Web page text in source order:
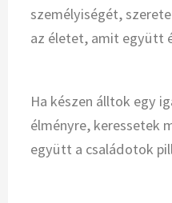
személyiségét,
az életet, amit együtt
Ha készen álltok egy
élményre, keressetek
együtt a családotok